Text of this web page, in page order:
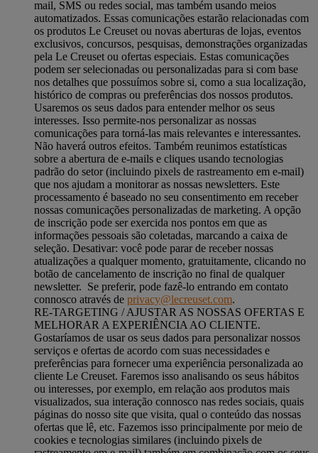
mail, SMS ou redes social, mas também usando meios
automatizados. Essas comunicações estarão relacionadas com
os produtos Le Creuset ou novas aberturas de lojas, eventos
exclusivos, concursos, pesquisas, demonstrações organizadas
pela Le Creuset ou ofertas especiais. Estas comunicações
podem ser selecionadas ou personalizadas para si com base
nos detalhes que possuímos sobre si, como a sua localização,
histórico de compras ou preferências dos nossos produtos.
Usaremos os seus dados para entender melhor os seus
interesses. Isso permite-nos personalizar as nossas
comunicações para torná-las mais relevantes e interessantes.
Não haverá outros efeitos. Também reunimos estatísticas
sobre a abertura de e-mails e cliques usando tecnologias
padrão do setor (incluindo pixels de rastreamento em e-mail)
que nos ajudam a monitorar as nossas newsletters. Este
processamento é baseado no seu consentimento em receber
nossas comunicações personalizadas de marketing. A opção
de inscrição pode ser exercida nos pontos em que as
informações pessoais são coletadas, marcando a caixa de
seleção. Desativar: você pode parar de receber nossas
atualizações a qualquer momento, gratuitamente, clicando no
botão de cancelamento de inscrição no final de qualquer
newsletter. Se preferir, pode fazê-lo entrando em contato
connosco através de privacy@lecreuset.com.
RE-TARGETING / AJUSTAR AS NOSSAS OFERTAS E
MELHORAR A EXPERIÊNCIA AO CLIENTE.
Gostaríamos de usar os seus dados para personalizar nossos
serviços e ofertas de acordo com suas necessidades e
preferências para fornecer uma experiência personalizada ao
cliente Le Creuset. Faremos isso analisando os seus hábitos
ou interesses, por exemplo, em relação aos produtos mais
visualizados, sua interação connosco nas redes sociais, quais
páginas do nosso site que visita, qual o conteúdo das nossas
ofertas que lê, etc. Fazemos isso principalmente por meio de
cookies e tecnologias similares (incluindo pixels de